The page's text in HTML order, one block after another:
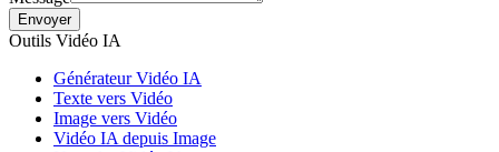
Envoyer
Outils Vidéo IA
Générateur Vidéo IA
Texte vers Vidéo
Image vers Vidéo
Vidéo IA depuis Image